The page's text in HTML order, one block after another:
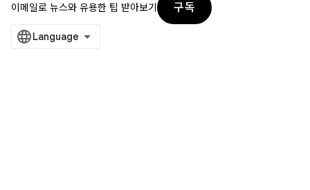
이메일로 뉴스와 유용한 팁 받아보기
구독